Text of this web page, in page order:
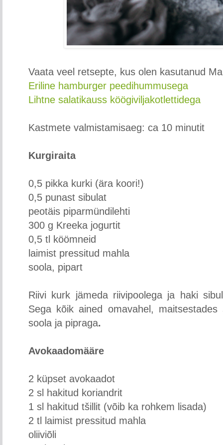
Vaata veel retsepte, kus olen kasutanud
Eriline hamburger peedihummusega
Lihtne salatikauss köögiviljakotlettidega
Kastmete valmistamisaeg: ca 10 minutit
Kurgiraita
0,5 pikka kurki (ära koori!)
0,5 punast sibulat
peotäis piparmündilehti
300 g Kreeka jogurtit
0,5 tl köömneid
laimist pressitud mahla
soola, pipart
Riivi kurk jämeda riivipoolega ja haki
Sega kõik ained omavahel,
soola ja pipraga.
Avokaadomääre
2 küpset avokaadot
2 sl hakitud koriandrit
1 sl hakitud tšillit (võib ka rohkem lisada)
2 tl laimist pressitud mahla
oliiviõli